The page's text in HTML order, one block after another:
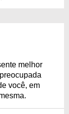
melhor
você, em